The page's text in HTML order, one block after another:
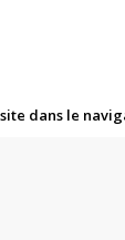
dans le